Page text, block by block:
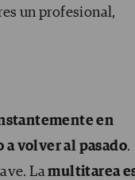
un profesional,
en
a volver al pasado.
Lamultitarea